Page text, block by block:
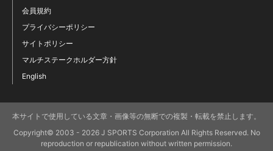
ピーター・ラブスカフニ 末永健雄
会員規約
プライバシーポリシー
サイトポリシー
マルチステークホルダー方針
English
本サイトで使用している文章・画像等の無断での複製・転載を禁止します。
Copyright© 2003 - 2026 J SPORTS Corporation All Rights Reserved. No
reproduction or republication without written permission.